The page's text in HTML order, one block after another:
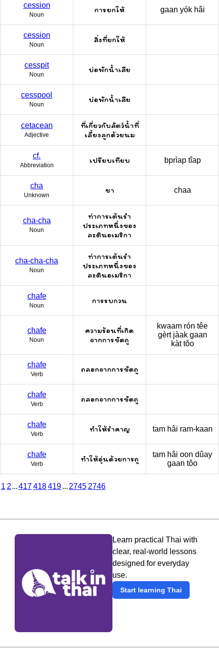
cession
Noun
การยกให้ gaan yók hâi
cession
Noun
สิ่งที่ยกให้
cesspit
Noun
บ่อพักน้ำเสีย
cesspool
Noun
บ่อพักน้ำเสีย
cetacean
Adjective
ที่เกี่ยวกับสัตว์น้ำที่
เลี้ยงลูกด้วยนม
cf.
Abbreviation
เปรียบเทียบ bprìap tîap
cha
Unknown
ชา chaa
cha-cha
Noun
ท่าการเต้นรำ
ประเภทหนึ่งของ
ละตินอเมริกา
cha-cha-cha
Noun
ท่าการเต้นรำ
ประเภทหนึ่งของ
ละตินอเมริกา
chafe
Noun
การรบกวน
chafe
Noun
ความร้อนที่เกิด
จากการขัดถู
kwaam rón têe
gèrt jàak gaan
kàt tǒo
chafe
Verb
ถลอกจากการขัดถู
chafe
Verb
ถลอกจากการขัดถู
chafe
Verb
ทำให้รำคาญ tam hâi ram-kaan
chafe
Verb
ทำให้อุ่นด้วยการถู
tam hâi oon dûay
gaan tǒo
1 2...417418419... 2745 2746
Learn practical Thai with
clear, real-world lessons
designed for everyday
use.
Start learning Thai